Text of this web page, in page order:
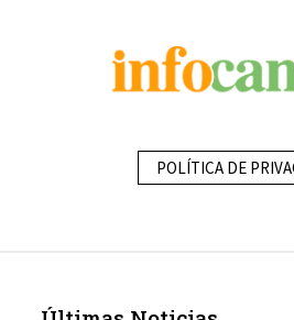
POLÍTICA DE